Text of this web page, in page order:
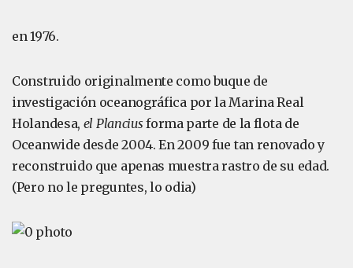
en 1976.
Construido originalmente como buque de
investigación oceanográfica por la Marina Real
Holandesa, el Plancius forma parte de la flota de
Oceanwide desde 2004. En 2009 fue tan renovado y
reconstruido que apenas muestra rastro de su edad.
(Pero no le preguntes, lo odia)